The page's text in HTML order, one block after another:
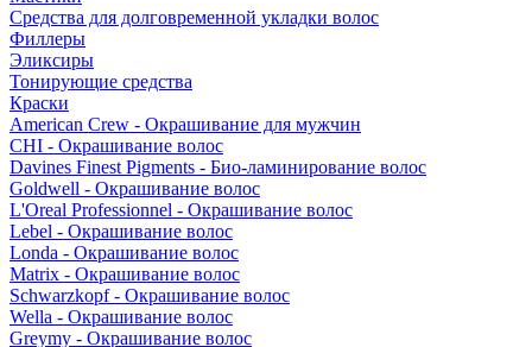
Средства для долговременной укладки волос
Филлеры
Эликсиры
Тонирующие средства
Краски
American Crew - Окрашивание для мужчин
CHI - Окрашивание волос
Davines Finest Pigments - Био-ламинирование волос
Goldwell - Окрашивание волос
L'Oreal Professionnel - Окрашивание волос
Lebel - Окрашивание волос
Londa - Окрашивание волос
Matrix - Окрашивание волос
Schwarzkopf - Окрашивание волос
Wella - Окрашивание волос
Greymy - Окрашивание волос